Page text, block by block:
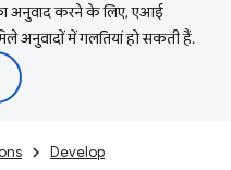
अनुवाद करने के लिए, एआई
अनुवादों में गलतियां हो सकती हैं.
Develop